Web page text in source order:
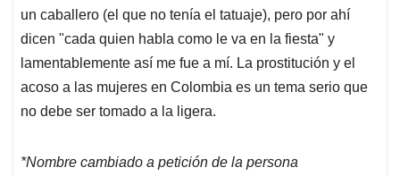
un caballero (el que no tenía el tatuaje), pero por ahí
dicen "cada quien habla como le va en la fiesta" y
lamentablemente así me fue a mí. La prostitución y el
acoso a las mujeres en Colombia es un tema serio que
no debe ser tomado a la ligera.
*Nombre cambiado a petición de la persona